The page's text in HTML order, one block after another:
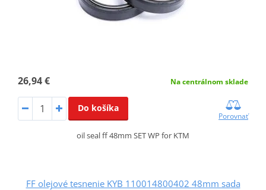
26,94 € Na centrálnom sklade
Do košíka
Porovnať
oil seal ff 48mm SET WP for KTM
FF olejové tesnenie KYB 110014800402 48mm sada